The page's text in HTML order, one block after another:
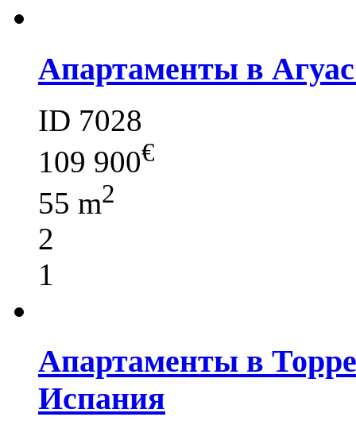
Апартаменты в
ID 7028
109 900€
55 m2
2
1
Апартаменты в
Испания